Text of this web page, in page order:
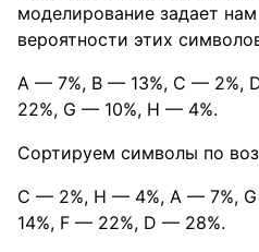
моделирование задает
вероятности этих
A — 7%, B — 13%, C — 2%,
22%, G — 10%, H — 4%.
Сортируем символы по
C — 2%, H — 4%, A — 7%,
14%, F — 22%, D — 28%.